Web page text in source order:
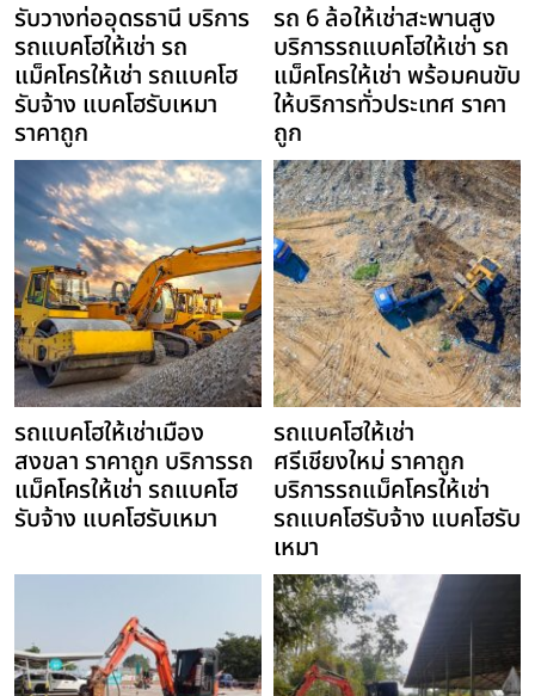
รับวางท่ออุดรธานี บริการ
รถแบคโฮให้เช่า รถ
แม็คโครให้เช่า รถแบคโฮ
รับจ้าง แบคโฮรับเหมา
ราคาถูก
รถ 6 ล้อให้เช่าสะพานสูง
บริการรถแบคโฮให้เช่า รถ
แม็คโครให้เช่า พร้อมคนขับ
ให้บริการทั่วประเทศ ราคา
ถูก
รถแบคโฮให้เช่าเมือง
สงขลา ราคาถูก บริการรถ
แม็คโครให้เช่า รถแบคโฮ
รับจ้าง แบคโฮรับเหมา
รถแบคโฮให้เช่า
ศรีเชียงใหม่ ราคาถูก
บริการรถแม็คโครให้เช่า
รถแบคโฮรับจ้าง แบคโฮรับ
เหมา